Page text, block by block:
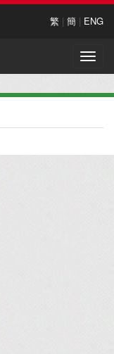
繁 | 簡 | ENG
Toggle